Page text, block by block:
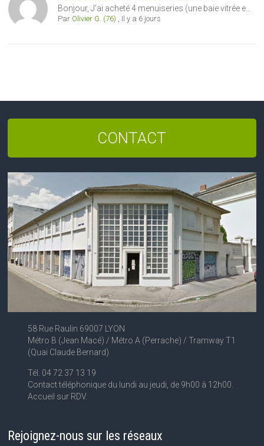
Bonjour, J'ai acheté 4 menuiseries (une baie vitrée e...
Par Olivier G. (76) Il y a 6 jours
CONTACT
58 Rue Raulin 69007 LYON
Métro B (Jean Macé) / Métro A (Perrache) / Tramway T1
(Quai Claude Bernard)
Tél. 04 72 37 13 19
Contact téléphonique du lundi au jeudi, de 9h00 à 12h00.
Accueil sur RDV.
Rejoignez-nous sur les réseaux